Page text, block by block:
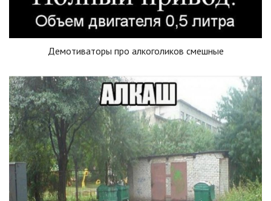
Демотиваторы про алкоголиков смешные